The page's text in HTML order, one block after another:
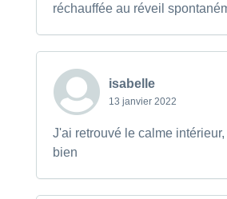
réchauffée au réveil
isabelle
13 janvier 2022
J'ai retrouvé le calme
bien